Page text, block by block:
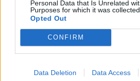
Personal Data that Is Unrelated
Purposes for which it was collected.
Opted Out
CONFIRM
Data Deletion Data Access
Άντριου: Μυστικό σχέδιο για
πεθάνει, παρά την αποκαθήλωση
Σε ετοιμότητα η πυροσβεστική στη